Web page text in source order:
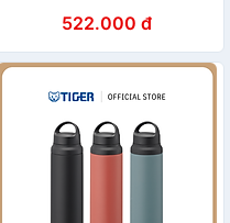
navy LHC4269NVY 540ml -
Hàng chính hãng thép
không gỉ quai xách tiện lợi -
JoyMall
522.000 đ